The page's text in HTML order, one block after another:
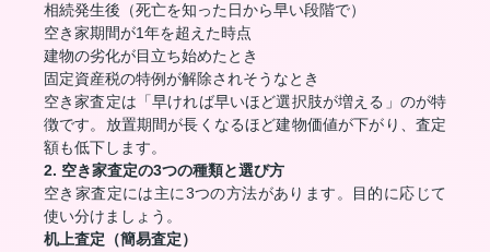
相続発生後（死亡を知った日から早い段階で）
空き家期間が1年を超えた時点
建物の劣化が目立ち始めたとき
固定資産税の特例が解除されそうなとき
空き家査定は「早ければ早いほど選択肢が増える」のが特
徴です。放置期間が長くなるほど建物価値が下がり、査定
額も低下します。
2. 空き家査定の3つの種類と選び方
空き家査定には主に3つの方法があります。目的に応じて
使い分けましょう。
机上査定（簡易査定）